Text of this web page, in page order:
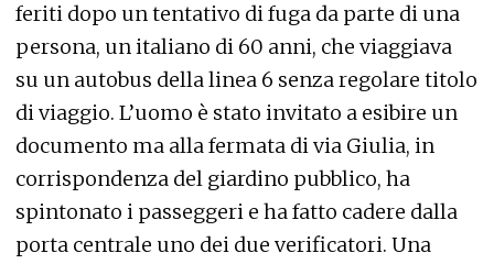
feriti dopo un tentativo di fuga da parte di una
persona, un italiano di 60 anni, che viaggiava
su un autobus della linea 6 senza regolare titolo
di viaggio. L’uomo è stato invitato a esibire un
documento ma alla fermata di via Giulia, in
corrispondenza del giardino pubblico, ha
spintonato i passeggeri e ha fatto cadere dalla
porta centrale uno dei due verificatori. Una